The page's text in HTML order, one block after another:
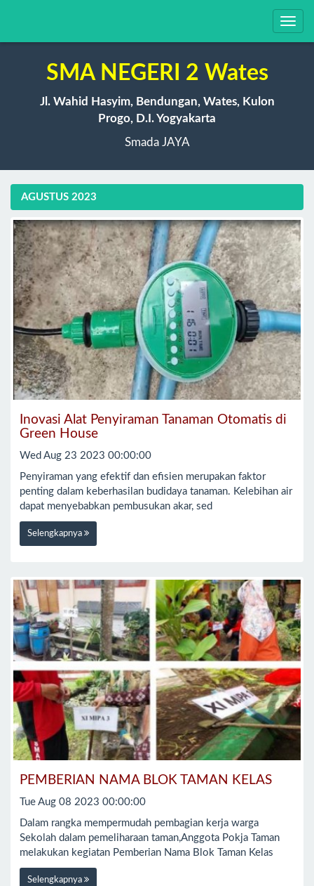
SMA NEGERI 2 Wates
Jl. Wahid Hasyim, Bendungan, Wates, Kulon
Progo, D.I. Yogyakarta
Smada JAYA
AGUSTUS 2023
Inovasi Alat Penyiraman Tanaman Otomatis di
Green House
Wed Aug 23 2023 00:00:00
Penyiraman yang efektif dan efisien merupakan faktor
penting dalam keberhasilan budidaya tanaman. Kelebihan air
dapat menyebabkan pembusukan akar, sed
Selengkapnya
PEMBERIAN NAMA BLOK TAMAN KELAS
Tue Aug 08 2023 00:00:00
Dalam rangka mempermudah pembagian kerja warga
Sekolah dalam pemeliharaan taman,Anggota Pokja Taman
melakukan kegiatan Pemberian Nama Blok Taman Kelas
Selengkapnya